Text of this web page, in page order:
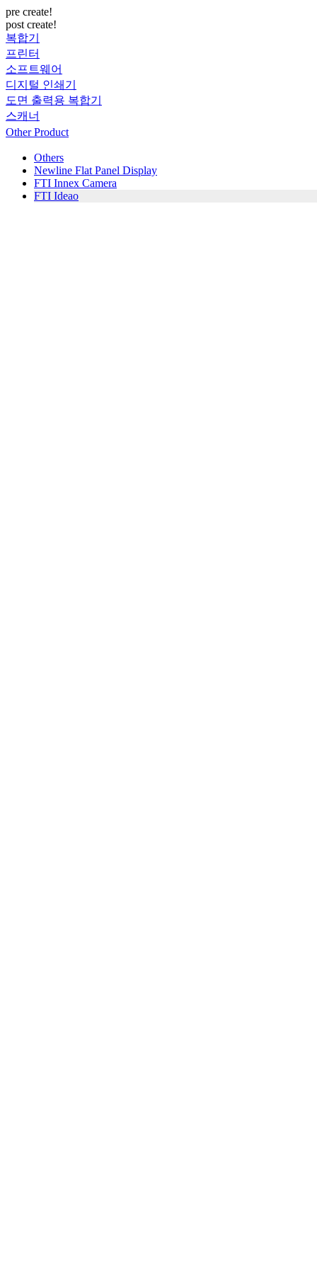
pre create!
post create!
복합기
프린터
소프트웨어
디지털 인쇄기
도면 출력용 복합기
스캐너
Other Product
Others
Newline Flat Panel Display
FTI Innex Camera
FTI Ideao